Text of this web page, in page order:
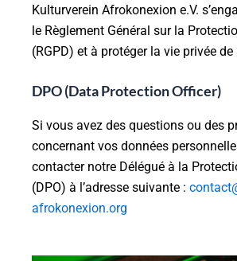
Kulturverein Afrokonexion e.V.
le Règlement Général sur la
(RGPD) et à protéger la vie privée
DPO (Data Protection Officer)
Si vous avez des questions ou des
concernant vos données
contacter notre Délégué à la
(DPO) à l’adresse suivante :
afrokonexion.org